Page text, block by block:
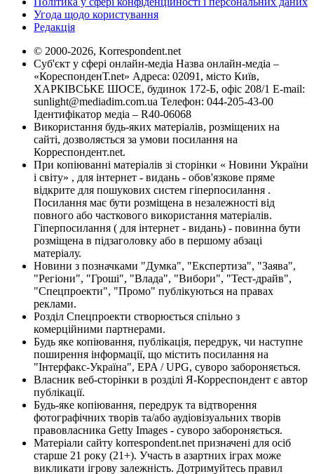
Угода щодо користування
Редакція
© 2000-2026, Korrespondent.net
Суб'єкт у сфері онлайн-медіа Назва онлайн-медіа –
«КореспонденТ.net» Адреса: 02091, місто Київ,
ХАРКІВСЬКЕ ШОСЕ, будинок 172-Б, офіс 208/1 E-mail:
sunlight@mediadim.com.ua Телефон: 044-205-43-00
Ідентифікатор медіа – R40-06068
Використання будь-яких матеріалів, розміщених на
сайті, дозволяється за умови посилання на
Корреспондент.net.
При копіюванні матеріалів зі сторінки « Новини України
і світу» , для інтернет - видань - обов'язкове пряме
відкрите для пошукових систем гіперпосилання .
Посилання має бути розміщена в незалежності від
повного або часткового використання матеріалів.
Гіперпосилання ( для інтернет - видань) - повинна бути
розміщена в підзаголовку або в першому абзаці
матеріалу.
Новини з позначками "Думка", "Експертиза", "Заява",
"Регіони", "Гроші", "Влада", "Вибори", "Тест-драйв",
"Спецпроекти", "Промо" публікуються на правах
реклами.
Розділ Спецпроекти створюється спільно з
комерційними партнерами.
Будь яке копіювання, публікація, передрук, чи наступне
поширення інформації, що містить посилання на
"Інтерфакс-Україна", EPA / UPG, суворо забороняється.
Власник веб-сторінки в розділі Я-Корреспондент є автор
публікації.
Будь-яке копіювання, передрук та відтворення
фотографічних творів та/або аудіовізуальних творів
правовласника Getty Images - суворо забороняється.
Матеріали сайту korrespondent.net призначені для осіб
старше 21 року (21+). Участь в азартних іграх може
викликати ігрову залежність. Дотримуйтесь правил